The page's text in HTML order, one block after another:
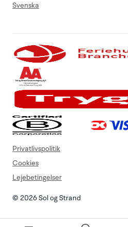
Svenska
© 2026 Sol og Strand
Privatlivspolitik
Cookies
Lejebetingelser